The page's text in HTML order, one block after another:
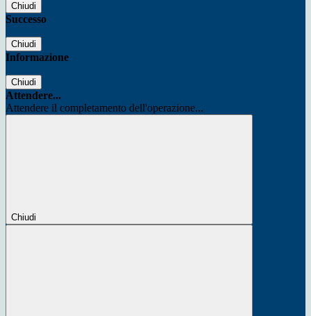
Chiudi
Successo
Chiudi
Informazione
Chiudi
Attendere...
Attendere il completamento dell'operazione...
Chiudi